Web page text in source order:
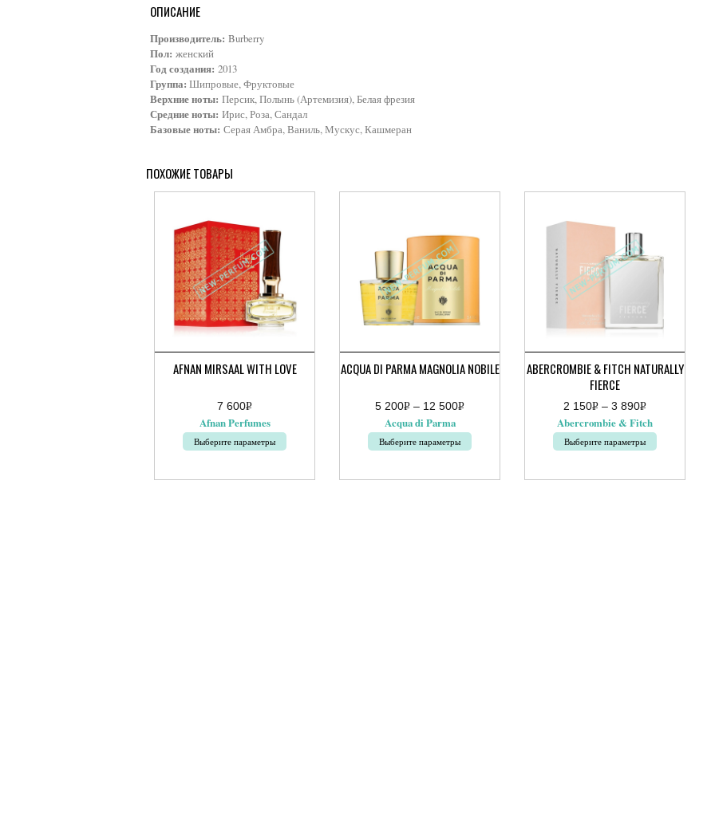
ОПИСАНИЕ
Производитель: Burberry
Пол: женский
Год создания: 2013
Группа: Шипровые, Фруктовые
Верхние ноты: Персик, Полынь (Артемизия), Белая фрезия
Средние ноты: Ирис, Роза, Сандал
Базовые ноты: Серая Амбра, Ваниль, Мускус, Кашмеран
ПОХОЖИЕ ТОВАРЫ
AFNAN MIRSAAL WITH LOVE
7 600Р
УБ.
Afnan Perfumes
Выберите параметры
товар
ACQUA DI PARMA MAGNOLIA NOBILE
5 200Р
УБ.
– 12 500Р
200руб.
500руб.
Acqua di Parma
Выберите параметры
товар
ABERCROMBIE & FITCH NATURALLY
FIERCE
2 150Р
УБ.
– 3 890Р
УБ.
150руб.
890руб.
Abercrombie & Fitch
Выберите параметры
товар